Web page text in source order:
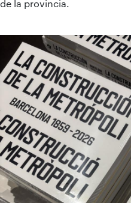
de la provincia.